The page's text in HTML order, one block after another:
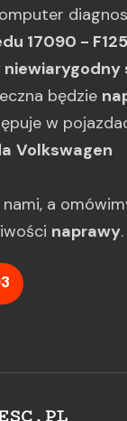
17090 -
będzie
w
Volkswagen
a
naprawy.